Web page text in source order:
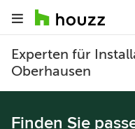
Experten für
Oberhausen
Finden Sie